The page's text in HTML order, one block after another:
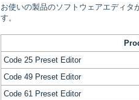
お使いの製品のソフトウェアエディタ
す。
Code 25 Preset Editor
Code 49 Preset Editor
Code 61 Preset Editor